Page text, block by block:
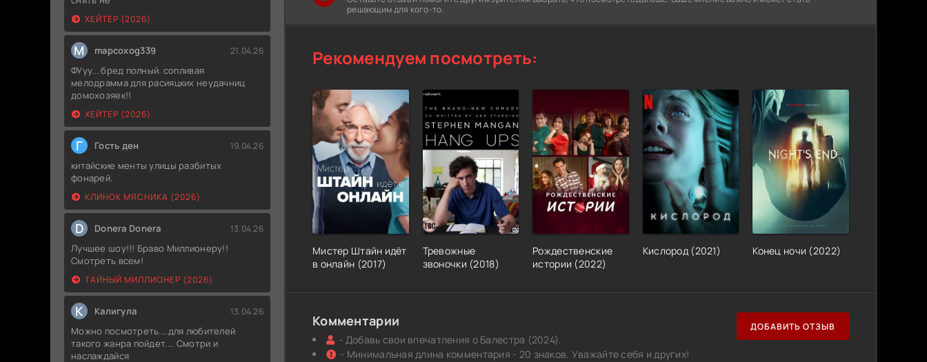
ХЕЙТЕР (2026)
M mapcoxog339 21.04.26
ФУуу... бред полный. сопливая
мелодрамма для расияцких неудачниц
домохозяек!!
ХЕЙТЕР (2026)
Г Гость ден 19.04.26
китайские менты улицы разбитых
фонарей.
КЛИНОК МЯСНИКА (2026)
D Donera Donera 13.04.26
Лучшее шоу!!! Браво Миллионеру!!
Смотреть всем!
ТАЙНЫЙ МИЛЛИОНЕР (2026)
К Калигула 13.04.26
Можно посмотреть....для любителей
такого жанра пойдет.... Смотри и
наслаждайся
решающим для кого-то.
Рекомендуем посмотреть:
Мистер Штайн идёт
в онлайн (2017)
Тревожные
звоночки (2018)
Рождественские
истории (2022)
Кислород (2021) Конец ночи (2022)
Комментарии
- Добавь свои впечатления о Балестра (2024).
- Минимальная длина комментария - 20 знаков. Уважайте себя и других!
ДОБАВИТЬ ОТЗЫВ